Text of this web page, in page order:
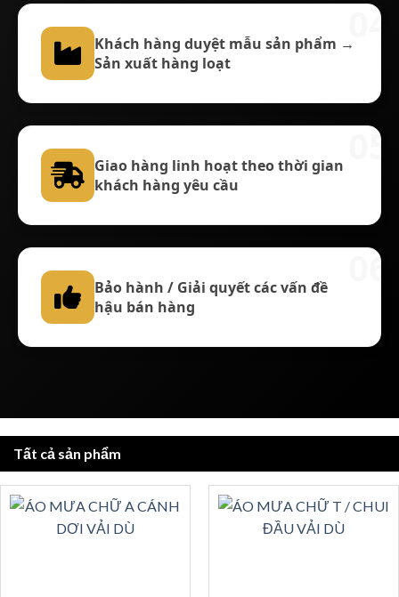
04
Khách hàng duyệt mẫu sản phẩm →
Sản xuất hàng loạt
05
Giao hàng linh hoạt theo thời gian
khách hàng yêu cầu
06
Bảo hành / Giải quyết các vấn đề
hậu bán hàng
Tất cả sản phẩm